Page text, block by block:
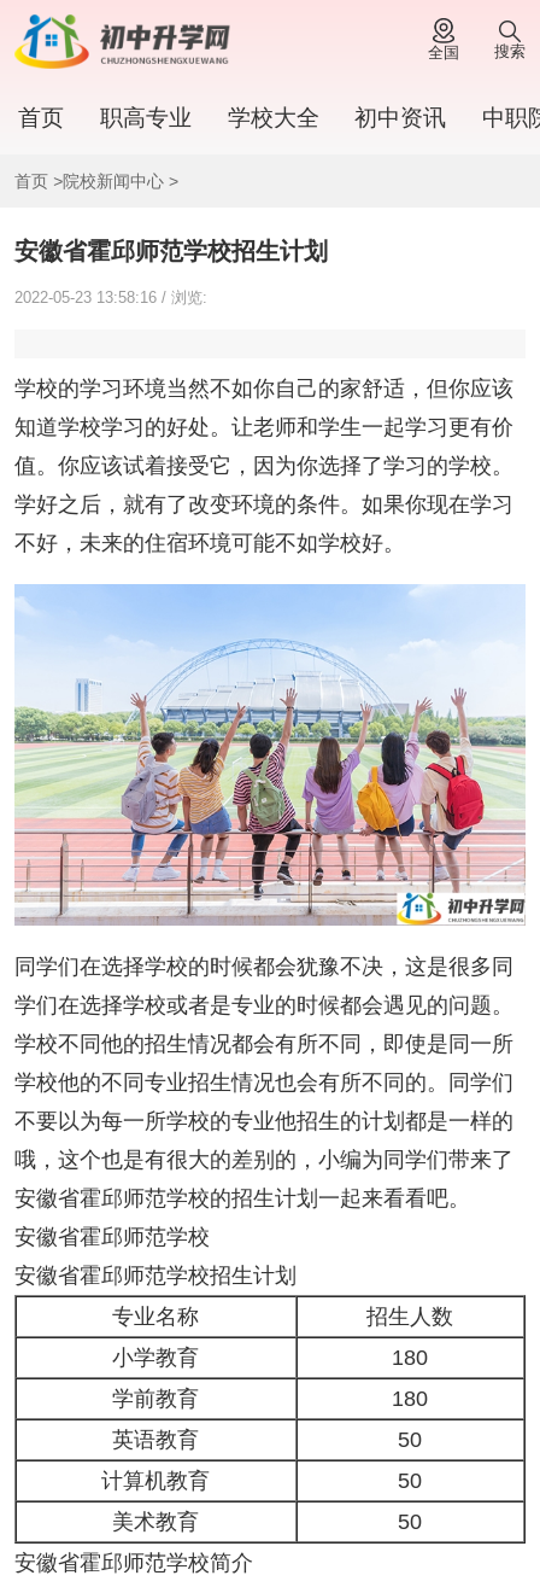
全国 搜索
首页 职高专业 学校大全 初中资讯 中职
首页 >院校新闻中心>
安徽省霍邱师范学校招生计划
2022-05-23 13:58:16 / 浏览:
学校的学习环境当然不如你自己的家舒适，但你应该
知道学校学习的好处。让老师和学生一起学习更有价
值。你应该试着接受它，因为你选择了学习的学校。
学好之后，就有了改变环境的条件。如果你现在学习
不好，未来的住宿环境可能不如学校好。
同学们在选择学校的时候都会犹豫不决，这是很多同
学们在选择学校或者是专业的时候都会遇见的问题。
学校不同他的招生情况都会有所不同，即使是同一所
学校他的不同专业招生情况也会有所不同的。同学们
不要以为每一所学校的专业他招生的计划都是一样的
哦，这个也是有很大的差别的，小编为同学们带来了
安徽省霍邱师范学校的招生计划一起来看看吧。
安徽省霍邱师范学校
安徽省霍邱师范学校招生计划
专业名称
招生人数
小学教育
180
学前教育
180
英语教育
50
计算机教育
50
美术教育
50
安徽省霍邱师范学校简介